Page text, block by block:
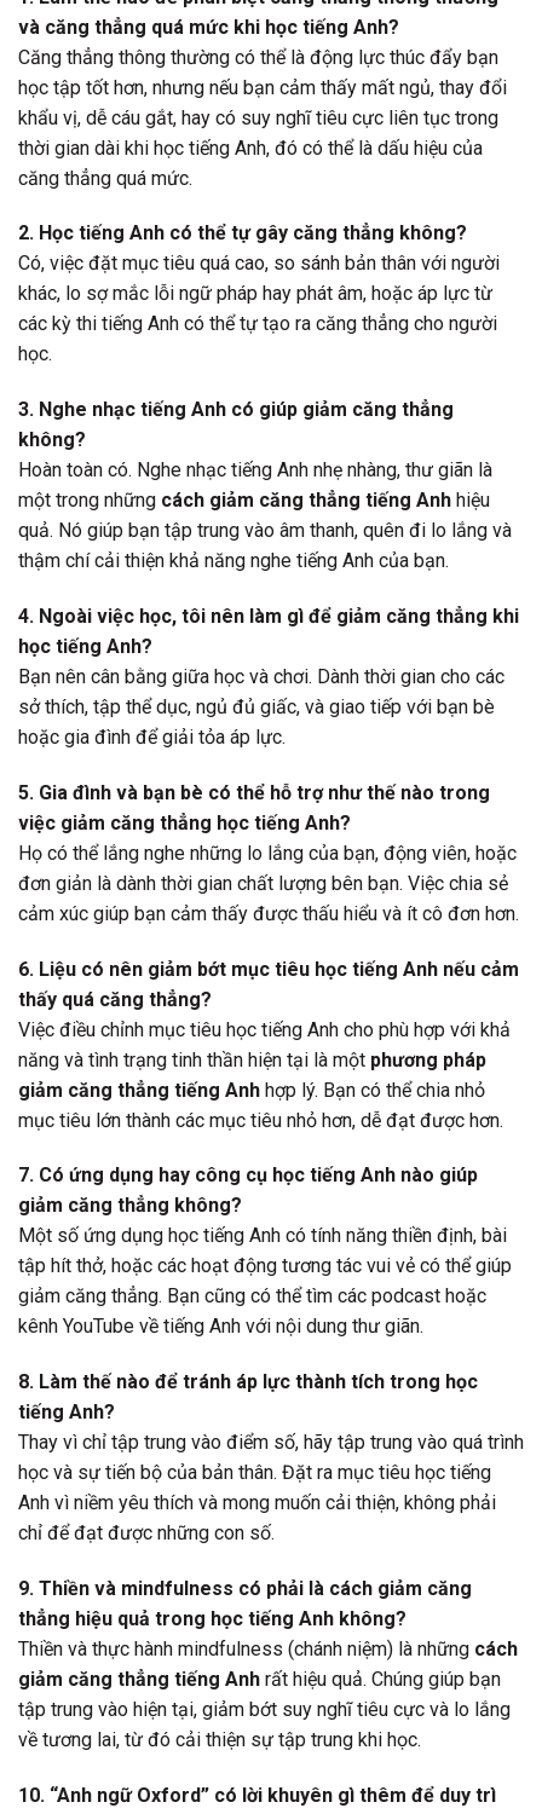
và căng thẳng quá mức khi học tiếng Anh?
Căng thẳng thông thường có thể là động lực thúc đẩy bạn
học tập tốt hơn, nhưng nếu bạn cảm thấy mất ngủ, thay đổi
khẩu vị, dễ cáu gắt, hay có suy nghĩ tiêu cực liên tục trong
thời gian dài khi học tiếng Anh, đó có thể là dấu hiệu của
căng thẳng quá mức.
2. Học tiếng Anh có thể tự gây căng thẳng không?
Có, việc đặt mục tiêu quá cao, so sánh bản thân với người
khác, lo sợ mắc lỗi ngữ pháp hay phát âm, hoặc áp lực từ
các kỳ thi tiếng Anh có thể tự tạo ra căng thẳng cho người
học.
3. Nghe nhạc tiếng Anh có giúp giảm căng thẳng
không?
Hoàn toàn có. Nghe nhạc tiếng Anh nhẹ nhàng, thư giãn là
một trong những cách giảm căng thẳng tiếng Anh hiệu
quả. Nó giúp bạn tập trung vào âm thanh, quên đi lo lắng và
thậm chí cải thiện khả năng nghe tiếng Anh của bạn.
4. Ngoài việc học, tôi nên làm gì để giảm căng thẳng khi
học tiếng Anh?
Bạn nên cân bằng giữa học và chơi. Dành thời gian cho các
sở thích, tập thể dục, ngủ đủ giấc, và giao tiếp với bạn bè
hoặc gia đình để giải tỏa áp lực.
5. Gia đình và bạn bè có thể hỗ trợ như thế nào trong
việc giảm căng thẳng học tiếng Anh?
Họ có thể lắng nghe những lo lắng của bạn, động viên, hoặc
đơn giản là dành thời gian chất lượng bên bạn. Việc chia sẻ
cảm xúc giúp bạn cảm thấy được thấu hiểu và ít cô đơn hơn.
6. Liệu có nên giảm bớt mục tiêu học tiếng Anh nếu cảm
thấy quá căng thẳng?
Việc điều chỉnh mục tiêu học tiếng Anh cho phù hợp với khả
năng và tình trạng tinh thần hiện tại là một phương pháp
giảm căng thẳng tiếng Anh hợp lý. Bạn có thể chia nhỏ
mục tiêu lớn thành các mục tiêu nhỏ hơn, dễ đạt được hơn.
7. Có ứng dụng hay công cụ học tiếng Anh nào giúp
giảm căng thẳng không?
Một số ứng dụng học tiếng Anh có tính năng thiền định, bài
tập hít thở, hoặc các hoạt động tương tác vui vẻ có thể giúp
giảm căng thẳng. Bạn cũng có thể tìm các podcast hoặc
kênh YouTube về tiếng Anh với nội dung thư giãn.
8. Làm thế nào để tránh áp lực thành tích trong học
tiếng Anh?
Thay vì chỉ tập trung vào điểm số, hãy tập trung vào quá trình
học và sự tiến bộ của bản thân. Đặt ra mục tiêu học tiếng
Anh vì niềm yêu thích và mong muốn cải thiện, không phải
chỉ để đạt được những con số.
9. Thiền và mindfulness có phải là cách giảm căng
thẳng hiệu quả trong học tiếng Anh không?
Thiền và thực hành mindfulness (chánh niệm) là những cách
giảm căng thẳng tiếng Anh rất hiệu quả. Chúng giúp bạn
tập trung vào hiện tại, giảm bớt suy nghĩ tiêu cực và lo lắng
về tương lai, từ đó cải thiện sự tập trung khi học.
10. “Anh ngữ Oxford” có lời khuyên gì thêm để duy trì